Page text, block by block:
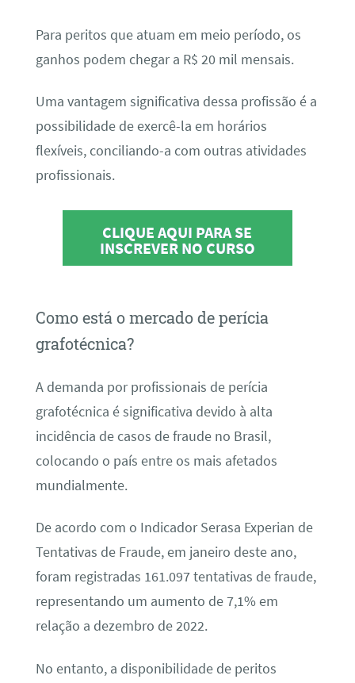
Para peritos que atuam em meio período, os
ganhos podem chegar a R$ 20 mil mensais.
Uma vantagem significativa dessa profissão é a
possibilidade de exercê-la em horários
flexíveis, conciliando-a com outras atividades
profissionais.
CLIQUE AQUI PARA SE
INSCREVER NO CURSO
Como está o mercado de perícia
grafotécnica?
A demanda por profissionais de perícia
grafotécnica é significativa devido à alta
incidência de casos de fraude no Brasil,
colocando o país entre os mais afetados
mundialmente.
De acordo com o Indicador Serasa Experian de
Tentativas de Fraude, em janeiro deste ano,
foram registradas 161.097 tentativas de fraude,
representando um aumento de 7,1% em
relação a dezembro de 2022.
No entanto, a disponibilidade de peritos